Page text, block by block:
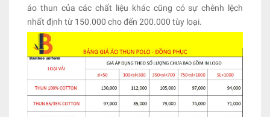
áo thun của các chất liệu khác cũng có sự chênh lệch
nhất định từ 150.000 cho đến 200.000 tùy loại.